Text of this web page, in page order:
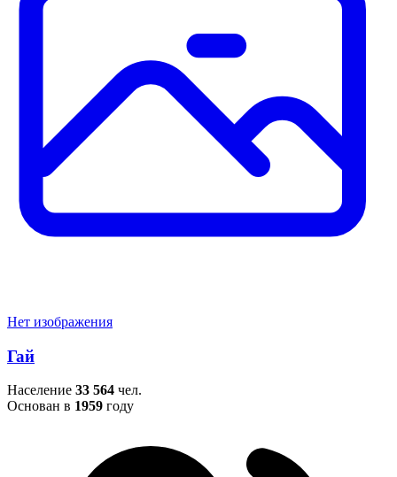
Нет изображения
Гай
Население 33 564 чел.
Основан в 1959 году